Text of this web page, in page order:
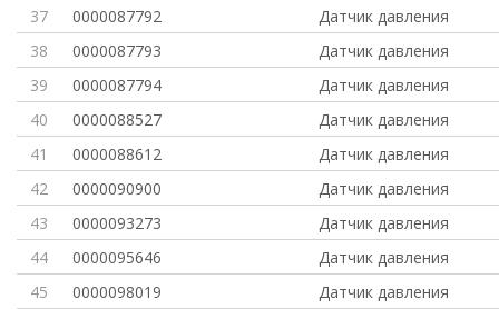
37
0000087792
Датчик давления
38
0000087793
Датчик давления
39
0000087794
Датчик давления
40
0000088527
Датчик давления
41
0000088612
Датчик давления
42
0000090900
Датчик давления
43
0000093273
Датчик давления
44
0000095646
Датчик давления
45
0000098019
Датчик давления